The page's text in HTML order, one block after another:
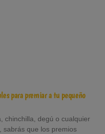
para premiar a tu pequeño
chinchilla, degú o cualquier
que los premios